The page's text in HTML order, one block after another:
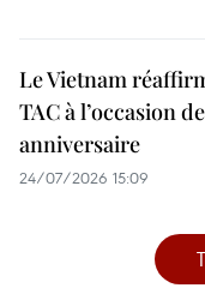
Le Vietnam
TAC à l’occasion
anniversaire
24/07/2026 15:09